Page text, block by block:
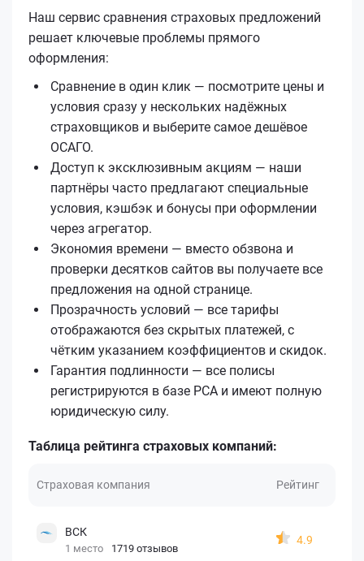
Наш сервис сравнения страховых предложений
решает ключевые проблемы прямого
оформления:
Сравнение в один клик — посмотрите цены и
условия сразу у нескольких надёжных
страховщиков и выберите самое дешёвое
ОСАГО.
Доступ к эксклюзивным акциям — наши
партнёры часто предлагают специальные
условия, кэшбэк и бонусы при оформлении
через агрегатор.
Экономия времени — вместо обзвона и
проверки десятков сайтов вы получаете все
предложения на одной странице.
Прозрачность условий — все тарифы
отображаются без скрытых платежей, с
чётким указанием коэффициентов и скидок.
Гарантия подлинности — все полисы
регистрируются в базе РСА и имеют полную
юридическую силу.
Таблица рейтинга страховых компаний:
Страховая компания Рейтинг
ВСК
1 место 1719 отзывов
4.9